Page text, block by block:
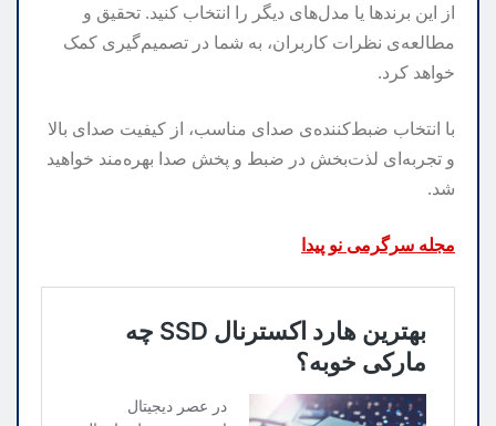
از این برندها یا مدل‌های دیگر را انتخاب کنید. تحقیق و
مطالعه‌ی نظرات کاربران، به شما در تصمیم‌گیری کمک
خواهد کرد.
با انتخاب ضبط‌کننده‌ی صدای مناسب، از کیفیت صدای بالا
و تجربه‌ای لذت‌بخش در ضبط و پخش صدا بهره‌مند خواهید
شد.
مجله سرگرمی نو پیدا